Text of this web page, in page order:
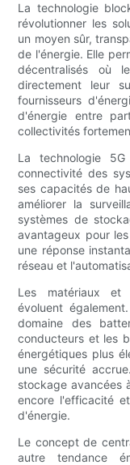
La technologie
révolutionner les
un moyen sûr,
de l'énergie. Elle
décentralisés où
directement leur
fournisseurs
d'énergie entre
collectivités
La technologie
connectivité des
ses capacités de
améliorer la
systèmes de
avantageux pour
une réponse
réseau et
Les matériaux et
évoluent
domaine des
conducteurs et les
énergétiques plus
une sécurité
stockage avancées
encore l'efficacité
d'énergie.
Le concept de
autre tendance